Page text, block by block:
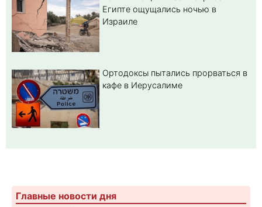
Египте ощущались ночью в
Израиле
Ортодоксы пытались прорваться в
кафе в Иерусалиме
Главные новости дня